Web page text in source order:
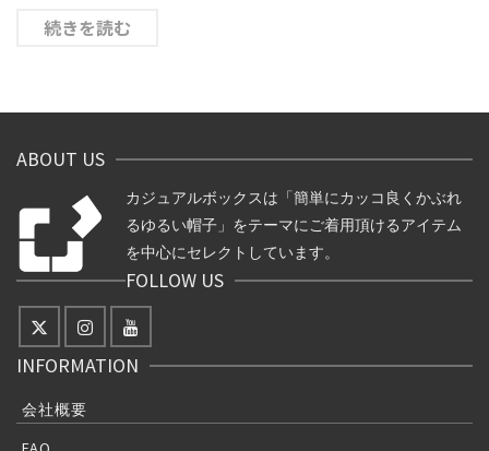
続きを読む
ABOUT US
カジュアルボックスは「簡単にカッコ良くかぶれ
るゆるい帽子」をテーマにご着用頂けるアイテム
を中心にセレクトしています。
FOLLOW US
INFORMATION
会社概要